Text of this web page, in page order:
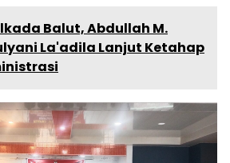
Balut, Abdullah M.
La'adila Lanjut Ketahap